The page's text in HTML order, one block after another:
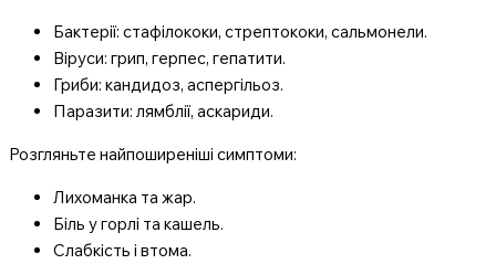
Бактерії: стафілококи, стрептококи, сальмонели.
Віруси: грип, герпес, гепатити.
Гриби: кандидоз, аспергільоз.
Паразити: лямблії, аскариди.
Розгляньте найпоширеніші симптоми:
Лихоманка та жар.
Біль у горлі та кашель.
Слабкість і втома.